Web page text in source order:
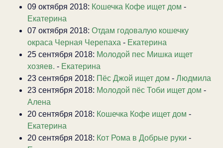
09 октября 2018: Кошечка Кофе ищет дом -
Екатерина
07 октября 2018: Отдам годовалую кошечку
окраса Черная Черепаха - Екатерина
25 сентября 2018: Молодой пес Мишка ищет
хозяев. - Екатерина
23 сентября 2018: Пёс Джой ищет дом - Людмила
23 сентября 2018: Молодой пёс Тоби ищет дом -
Алена
20 сентября 2018: Кошечка Кофе ищет дом -
Екатерина
20 сентября 2018: Кот Рома в Добрые руки -